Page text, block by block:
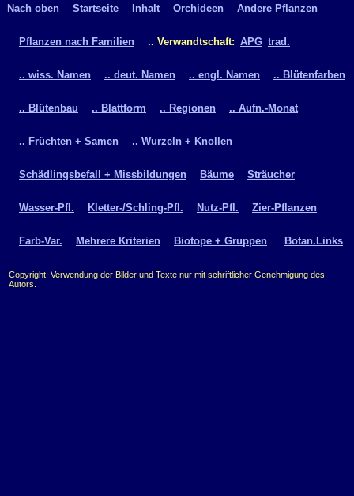
Nach oben Startseite Inhalt Orchideen Andere Pflanzen
Pflanzen nach Familien .. Verwandtschaft: APG trad.
.. wiss. Namen .. deut. Namen .. engl. Namen .. Blütenfarben
.. Blütenbau .. Blattform .. Regionen .. Aufn.-Monat
.. Früchten + Samen .. Wurzeln + Knollen
Schädlingsbefall + Missbildungen Bäume Sträucher
Wasser-Pfl. Kletter-/Schling-Pfl. Nutz-Pfl. Zier-Pflanzen
Farb-Var. Mehrere Kriterien Biotope + Gruppen Botan.Links
Copyright: Verwendung der Bilder und Texte nur mit schriftlicher Genehmigung des
Autors.